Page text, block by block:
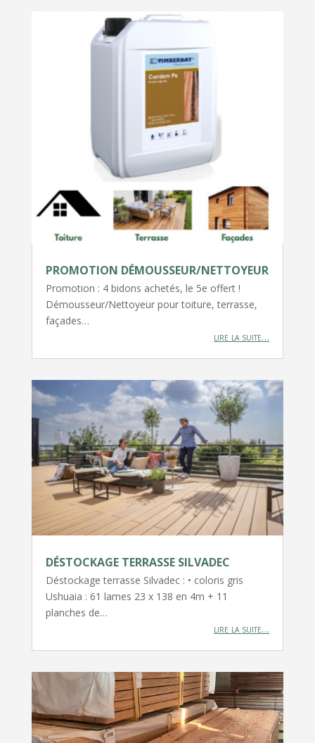
PROMOTION DÉMOUSSEUR/NETTOYEUR
Promotion : 4 bidons achetés, le 5e offert !
Démousseur/Nettoyeur pour toiture, terrasse,
façades…
lire la suite…
DÉSTOCKAGE TERRASSE SILVADEC
Déstockage terrasse Silvadec : • coloris gris
Ushuaia : 61 lames 23 x 138 en 4m + 11
planches de…
lire la suite…